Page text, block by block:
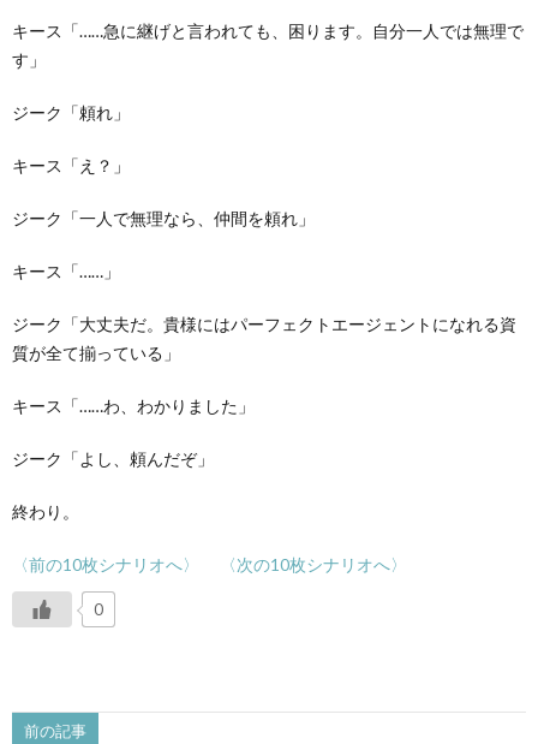
キース「……急に継げと言われても、困ります。自分一人では無理で
す」
ジーク「頼れ」
キース「え？」
ジーク「一人で無理なら、仲間を頼れ」
キース「……」
ジーク「大丈夫だ。貴様にはパーフェクトエージェントになれる資
質が全て揃っている」
キース「……わ、わかりました」
ジーク「よし、頼んだぞ」
終わり。
〈前の10枚シナリオへ〉 〈次の10枚シナリオへ〉
0
前の記事